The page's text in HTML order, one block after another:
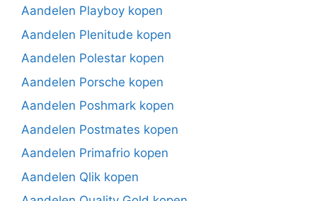
Aandelen Playboy kopen
Aandelen Plenitude kopen
Aandelen Polestar kopen
Aandelen Porsche kopen
Aandelen Poshmark kopen
Aandelen Postmates kopen
Aandelen Primafrio kopen
Aandelen Qlik kopen